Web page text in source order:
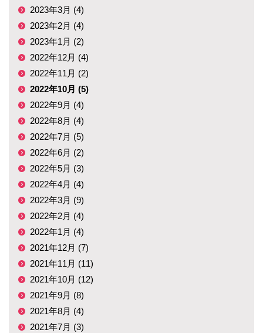
2023年3月 (4)
2023年2月 (4)
2023年1月 (2)
2022年12月 (4)
2022年11月 (2)
2022年10月 (5)
2022年9月 (4)
2022年8月 (4)
2022年7月 (5)
2022年6月 (2)
2022年5月 (3)
2022年4月 (4)
2022年3月 (9)
2022年2月 (4)
2022年1月 (4)
2021年12月 (7)
2021年11月 (11)
2021年10月 (12)
2021年9月 (8)
2021年8月 (4)
2021年7月 (3)